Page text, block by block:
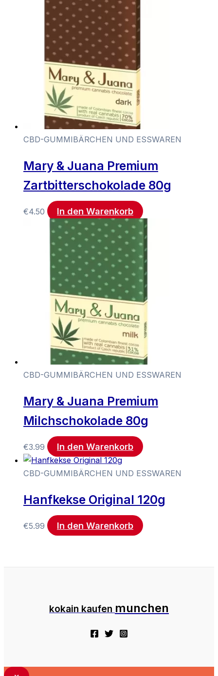
CBD-GUMMIBÄRCHEN UND ESSWAREN
Mary & Juana Premium
Zartbitterschokolade 80g
€4.50 In den Warenkorb
CBD-GUMMIBÄRCHEN UND ESSWAREN
Mary & Juana Premium
Milchschokolade 80g
€3.99 In den Warenkorb
CBD-GUMMIBÄRCHEN UND ESSWAREN
Hanfkekse Original 120g
€5.99 In den Warenkorb
kokain kaufen munchen